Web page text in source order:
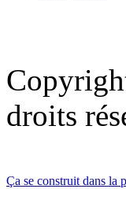
Ça se construit dans la
droits